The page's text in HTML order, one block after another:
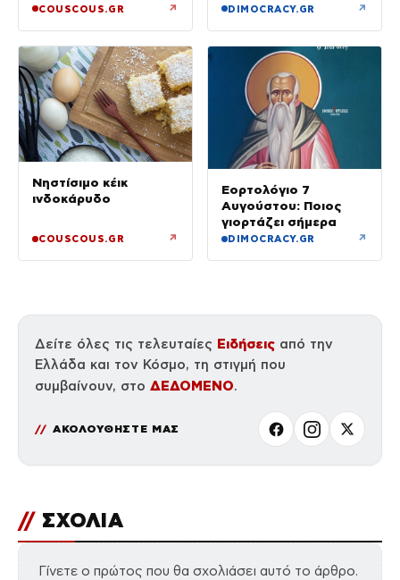
COUSCOUS.GR ↗ DIMOCRACY.GR ↗
Νηστίσιμο κέικ
ινδοκάρυδο
COUSCOUS.GR ↗
Εορτολόγιο 7
Αυγούστου: Ποιος
γιορτάζει σήμερα
DIMOCRACY.GR ↗
Δείτε όλες τις τελευταίες Ειδήσεις από την
Ελλάδα και τον Κόσμο, τη στιγμή που
συμβαίνουν, στο ΔΕΔΟΜΕΝΟ.
ΑΚΟΛΟΥΘΗΣΤΕ ΜΑΣ
// ΣΧΟΛΙΑ
Γίνετε ο πρώτος που θα σχολιάσει αυτό το άρθρο.